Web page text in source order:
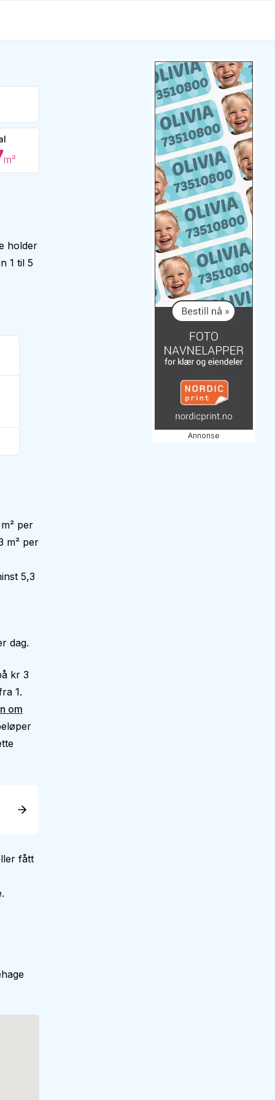
m²
holder
1 til 5
per
m² per
5,3
dag.
kr 3
1.
om
fått
Annonse